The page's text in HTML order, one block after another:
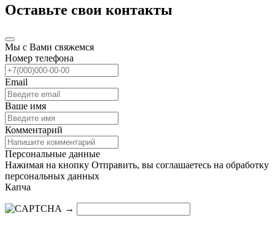
Оставьте свои контакты
Мы с Вами свяжемся
Номер телефона
Email
Ваше имя
Комментарий
Персональные данные
Нажимая на кнопку Отправить, вы соглашаетесь на обработку
персональных данных
Капча
→